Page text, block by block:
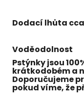
Dodací lhůta
Voděodolnost
Pstýnky jsou
krátkodobém a
Doporučujeme
pokud víme, že